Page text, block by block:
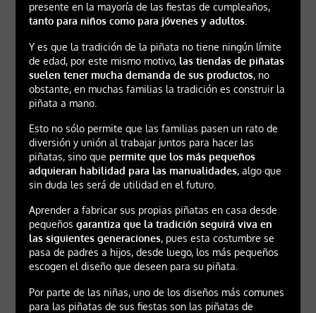
presente en la mayoría de las fiestas de cumpleaños,
tanto para niños como para jóvenes y adultos.
Y es que la tradición de la piñata no tiene ningún límite
de edad, por este mismo motivo, las tiendas de piñatas
suelen tener mucha demanda de sus productos, no
obstante, en muchas familias la tradición es construir la
piñata a mano.
Esto no sólo permite que las familias pasen un rato de
diversión y unión al trabajar juntos para hacer las
piñatas, sino que permite que los más pequeños
adquieran habilidad para las manualidades, algo que
sin duda les será de utilidad en el futuro.
Aprender a fabricar sus propias piñatas en casa desde
pequeños garantiza que la tradición seguirá viva en
las siguientes generaciones, pues esta costumbre se
pasa de padres a hijos, desde luego, los más pequeños
escogen el diseño que deseen para su piñata.
Por parte de las niñas, uno de los diseños más comunes
para las piñatas de sus fiestas son las piñatas de